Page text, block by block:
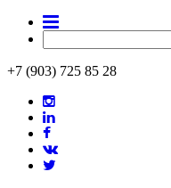
+7 (903) 725 85 28